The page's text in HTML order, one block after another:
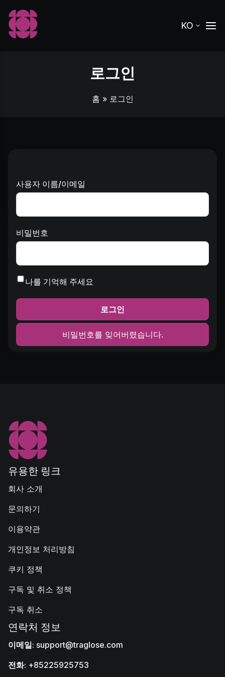
KO
로그인
홈 » 로그인
사용자 이름/이메일
비밀번호
나를 기억해 주세요
비밀번호를 잊어버렸습니다.
로그인
유용한 링크
회사 소개
문의하기
이용약관
개인정보 처리방침
쿠키 정책
구독 및 취소 정책
구독 취소
연락처 정보
이메일: support@traglose.com
전화: +85225925753